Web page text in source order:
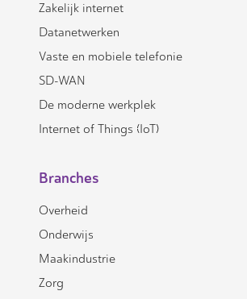
Zakelijk internet
Datanetwerken
Vaste en mobiele telefonie
SD-WAN
De moderne werkplek
Internet of Things (IoT)
Branches
Overheid
Onderwijs
Maakindustrie
Zorg